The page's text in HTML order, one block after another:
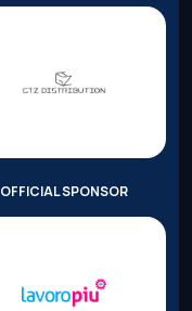
OFFICIAL SPONSOR